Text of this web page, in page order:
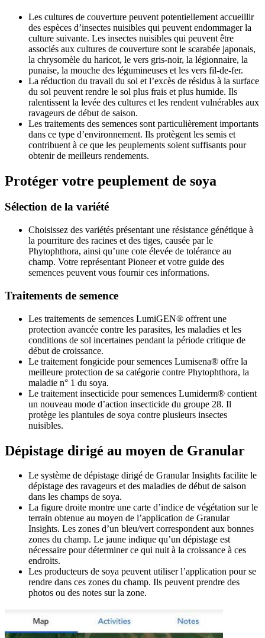
Les cultures de couverture peuvent potentiellement accueillir
des espèces d’insectes nuisibles qui peuvent endommager la
culture suivante. Les insectes nuisibles qui peuvent être
associés aux cultures de couverture sont le scarabée japonais,
la chrysomèle du haricot, le vers gris-noir, la légionnaire, la
punaise, la mouche des légumineuses et les vers fil-de-fer.
La réduction du travail du sol et l’excès de résidus à la surface
du sol peuvent rendre le sol plus frais et plus humide. Ils
ralentissent la levée des cultures et les rendent vulnérables aux
ravageurs de début de saison.
Les traitements des semences sont particulièrement importants
dans ce type d’environnement. Ils protègent les semis et
contribuent à ce que les peuplements soient suffisants pour
obtenir de meilleurs rendements.
Protéger votre peuplement de soya
Sélection de la variété
Choisissez des variétés présentant une résistance génétique à
la pourriture des racines et des tiges, causée par le
Phytophthora, ainsi qu’une cote élevée de tolérance au
champ. Votre représentant Pioneer et votre guide des
semences peuvent vous fournir ces informations.
Traitements de semence
Les traitements de semences LumiGEN® offrent une
protection avancée contre les parasites, les maladies et les
conditions de sol incertaines pendant la période critique de
début de croissance.
Le traitement fongicide pour semences Lumisena® offre la
meilleure protection de sa catégorie contre Phytophthora, la
maladie n° 1 du soya.
Le traitement insecticide pour semences Lumiderm® contient
un nouveau mode d’action insecticide du groupe 28. Il
protège les plantules de soya contre plusieurs insectes
nuisibles.
Dépistage dirigé au moyen de Granular
Le système de dépistage dirigé de Granular Insights facilite le
dépistage des ravageurs et des maladies de début de saison
dans les champs de soya.
La figure droite montre une carte d’indice de végétation sur le
terrain obtenue au moyen de l’application de Granular
Insights. Les zones d’un bleu/vert correspondent aux bonnes
zones du champ. Le jaune indique qu’un dépistage est
nécessaire pour déterminer ce qui nuit à la croissance à ces
endroits.
Les producteurs de soya peuvent utiliser l’application pour se
rendre dans ces zones du champ. Ils peuvent prendre des
photos ou des notes sur la zone.